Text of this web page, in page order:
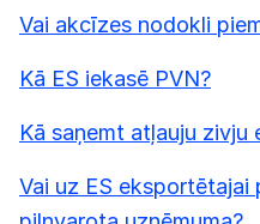
Vai akcīzes nodokli
Kā ES iekasē PVN?
Kā saņemt atļauju zivju
Vai uz ES eksportētajai